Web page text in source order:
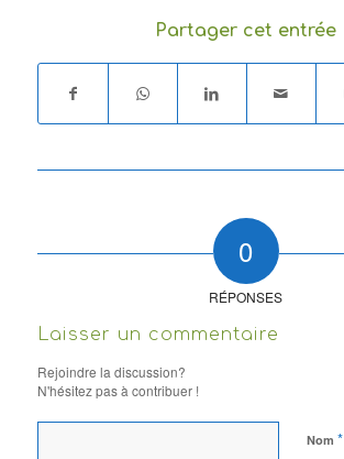
Partager cet entrée
0
RÉPONSES
Laisser un commentaire
Rejoindre la discussion?
N'hésitez pas à contribuer !
Nom *